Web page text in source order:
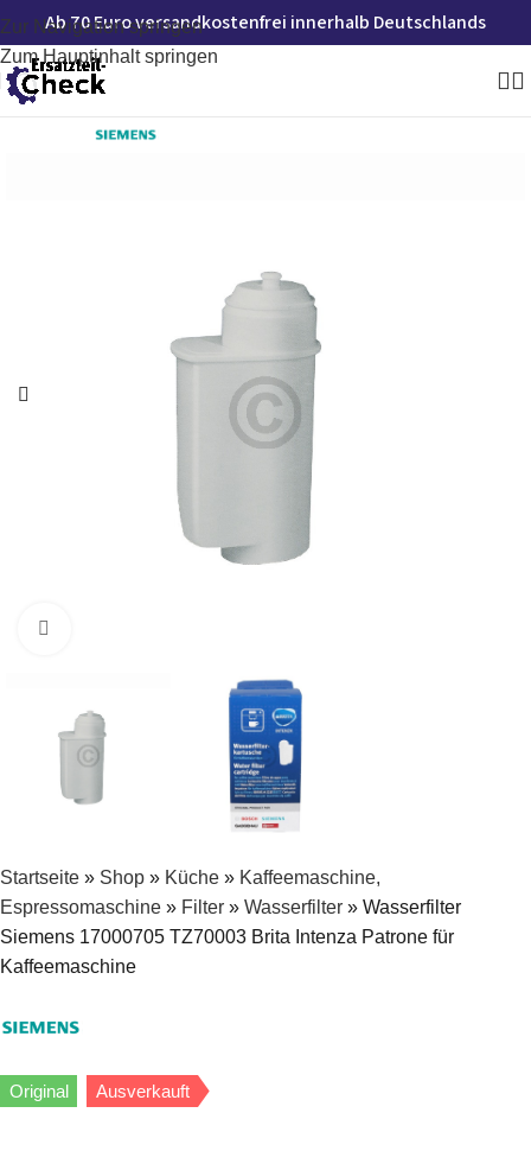
Zur Navigation springen
Zum Hauptinhalt springen
Ab 70 Euro versandkostenfrei innerhalb Deutschlands
Startseite » Shop » Küche » Kaffeemaschine,
Espressomaschine » Filter » Wasserfilter » Wasserfilter
Siemens 17000705 TZ70003 Brita Intenza Patrone für
Kaffeemaschine
Original Ausverkauft